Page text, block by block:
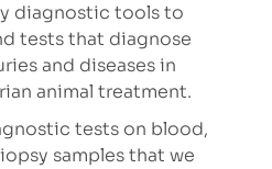
diagnostic tools to
tests that diagnose
and diseases in
animal treatment.
tests on blood,
samples that we